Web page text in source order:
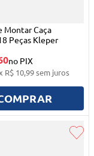
Montar Caça
Peças Kleper
no PIX
R$ 10,99sem juros